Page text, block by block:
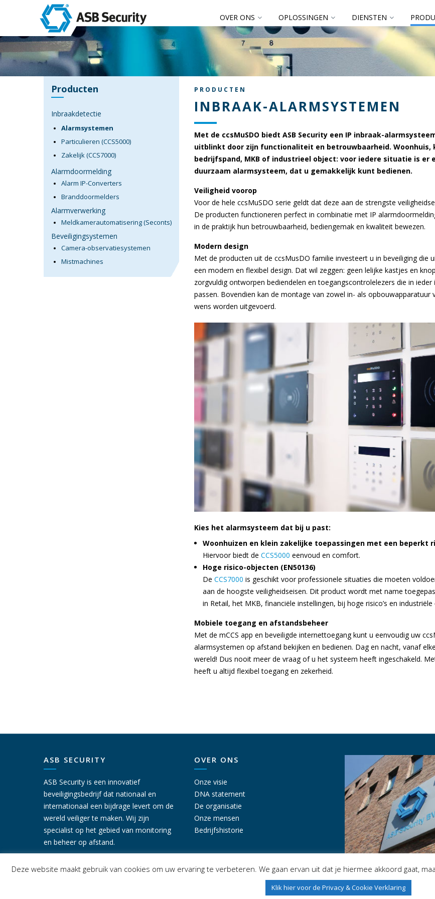
OVER ONS OPLOSSINGEN DIENSTEN
PRODUCTEN
INBRAAK-ALARMSYSTEMEN
Met de ccsMuSDO biedt ASB Security een IP inbraak-
uitblinkt door zijn functionaliteit en betrouwbaarheid. Woonhuis,
bedrijfspand, MKB of industrieel object: voor iedere situatie is er
duurzaam alarmsysteem, dat u gemakkelijk kunt bedienen.
Veiligheid voorop
Voor de hele ccsMuSDO serie geldt dat deze aan de strengste
De producten functioneren perfect in combinatie met IP
in de praktijk hun betrouwbaarheid, bediengemak en kwaliteit bewezen.
Modern design
Met de producten uit de ccsMusDO familie investeert u in beveiliging die
een modern en flexibel design. Dat wil zeggen: geen lelijke kastjes en
zorgvuldig ontworpen bediendelen en toegangscontrolelezers die in ieder
passen. Bovendien kan de montage van zowel in- als opbouwapparatuur
wens worden uitgevoerd.
Kies het alarmsysteem dat bij u past:
Woonhuizen en klein zakelijke toepassingen met een beperkt
Hiervoor biedt de CCS5000 eenvoud en comfort.
Hoge risico-objecten (EN50136)
De CCS7000 is geschikt voor professionele situaties die moeten
aan de hoogste veiligheidseisen. Dit product wordt met name
in Retail, het MKB, financiële instellingen, bij hoge risico’s en
Mobiele toegang en afstandsbeheer
Met de mCCS app en beveiligde internettoegang kunt u eenvoudig uw
alarmsystemen op afstand bekijken en bedienen. Dag en nacht, vanaf
wereld! Dus nooit meer de vraag of u het systeem heeft ingeschakeld.
heeft u altijd flexibel toegang en zekerheid.
Producten
Inbraakdetectie
Alarmsystemen
Particulieren (CCS5000)
Zakelijk (CCS7000)
Alarmdoormelding
Alarm IP-Converters
Branddoormelders
Alarmverwerking
Meldkamerautomatisering (Seconts)
Beveiligingsystemen
Camera-observatiesystemen
Mistmachines
ASB SECURITY
ASB Security is een innovatief
beveiligingsbedrijf dat nationaal en
internationaal een bijdrage levert om de
wereld veiliger te maken. Wij zijn
specialist op het gebied van monitoring
en beheer op afstand.
OVER ONS
Onze visie
DNA statement
De organisatie
Onze mensen
Bedrijfshistorie
Deze website maakt gebruik van cookies om uw ervaring te verbeteren. We gaan ervan uit dat je hiermee akkoord gaat,
Klik hier voor de Privacy & Cookie Verklaring